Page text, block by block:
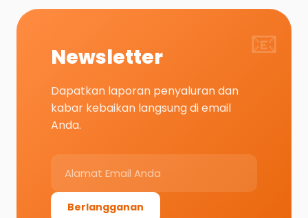
📧
Newsletter
Dapatkan laporan penyaluran dan
kabar kebaikan langsung di email
Anda.
Berlangganan